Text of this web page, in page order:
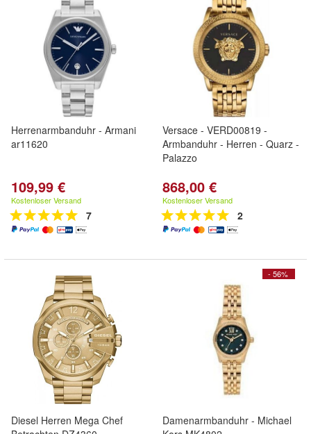
Herrenarmbanduhr - Armani
ar11620
109,99 €
Kostenloser Versand
7
Versace - VERD00819 -
Armbanduhr - Herren - Quarz -
Palazzo
868,00 €
Kostenloser Versand
2
Diesel Herren Mega Chef
- 56%
Damenarmbanduhr - Michael